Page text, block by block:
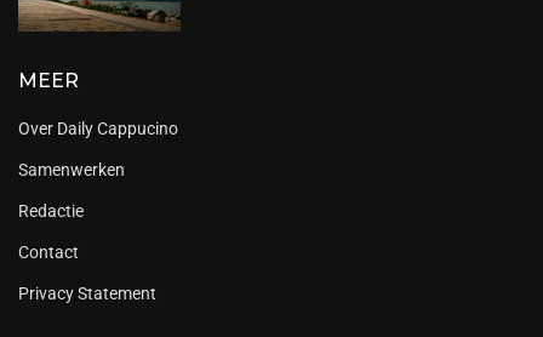
MEER
Over Daily Cappucino
Samenwerken
Redactie
Contact
Privacy Statement